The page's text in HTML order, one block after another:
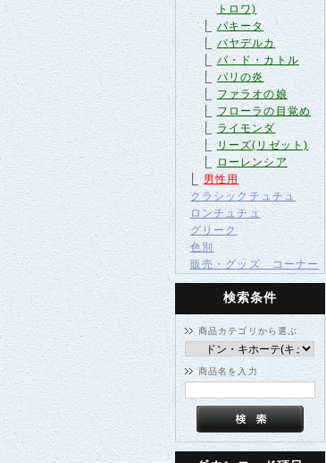
トロワ)
パキータ
バヤデルカ
パ・ド・カトル
パリの炎
ファラオの娘
フローラの目覚め
ライモンダ
リーズ(リゼット)
ローレンシア
男性用
クラシックチュチュ
ロンチュチュ
グリーク
色別
販売・グッズ コーナー
検索条件
商品カテゴリから選ぶ
商品名を入力